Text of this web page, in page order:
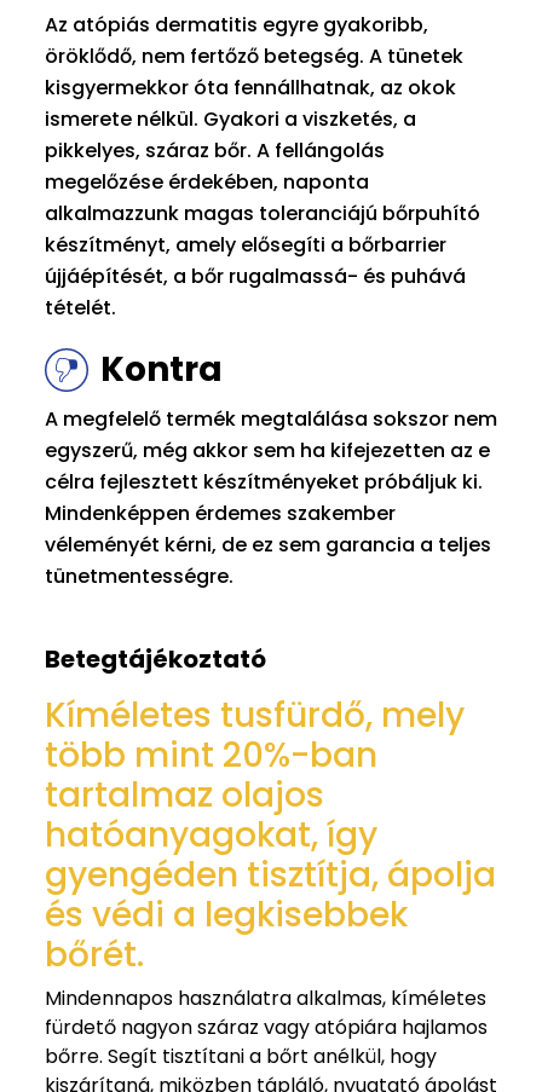
Az atópiás dermatitis egyre gyakoribb,
öröklődő, nem fertőző betegség. A tünetek
kisgyermekkor óta fennállhatnak, az okok
ismerete nélkül. Gyakori a viszketés, a
pikkelyes, száraz bőr. A fellángolás
megelőzése érdekében, naponta
alkalmazzunk magas toleranciájú bőrpuhító
készítményt, amely elősegíti a bőrbarrier
újjáépítését, a bőr rugalmassá- és puhává
tételét.
Kontra
A megfelelő termék megtalálása sokszor nem
egyszerű, még akkor sem ha kifejezetten az e
célra fejlesztett készítményeket próbáljuk ki.
Mindenképpen érdemes szakember
véleményét kérni, de ez sem garancia a teljes
tünetmentességre.
Betegtájékoztató
Kíméletes tusfürdő, mely
több mint 20%-ban
tartalmaz olajos
hatóanyagokat, így
gyengéden tisztítja, ápolja
és védi a legkisebbek
bőrét.
Mindennapos használatra alkalmas, kíméletes
fürdető nagyon száraz vagy atópiára hajlamos
bőrre. Segít tisztítani a bőrt anélkül, hogy
kiszárítaná, miközben tápláló, nyugtató ápolást